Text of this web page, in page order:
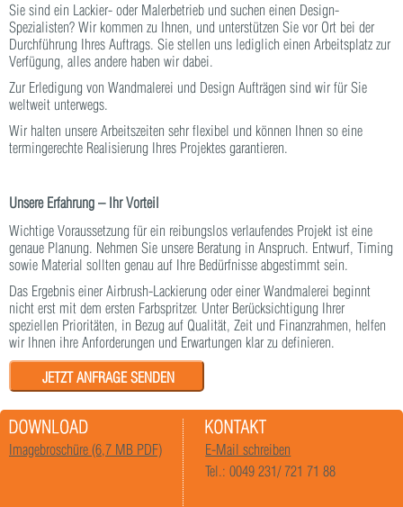
Sie sind ein Lackier- oder Malerbetrieb und suchen einen Design-
Spezialisten? Wir kommen zu Ihnen, und unterstützen Sie vor Ort bei der
Durchführung Ihres Auftrags. Sie stellen uns lediglich einen Arbeitsplatz zur
Verfügung, alles andere haben wir dabei.
Zur Erledigung von Wandmalerei und Design Aufträgen sind wir für Sie
weltweit unterwegs.
Wir halten unsere Arbeitszeiten sehr flexibel und können Ihnen so eine
termingerechte Realisierung Ihres Projektes garantieren.
Unsere Erfahrung – Ihr Vorteil
Wichtige Voraussetzung für ein reibungslos verlaufendes Projekt ist eine
genaue Planung. Nehmen Sie unsere Beratung in Anspruch. Entwurf, Timing
sowie Material sollten genau auf Ihre Bedürfnisse abgestimmt sein.
Das Ergebnis einer Airbrush-Lackierung oder einer Wandmalerei beginnt
nicht erst mit dem ersten Farbspritzer. Unter Berücksichtigung Ihrer
speziellen Prioritäten, in Bezug auf Qualität, Zeit und Finanzrahmen, helfen
wir Ihnen ihre Anforderungen und Erwartungen klar zu definieren.
JETZT ANFRAGE SENDEN
Imagebroschüre (6,7 MB PDF)
E-Mail schreiben
Tel.: 0049 231/ 721 71 88